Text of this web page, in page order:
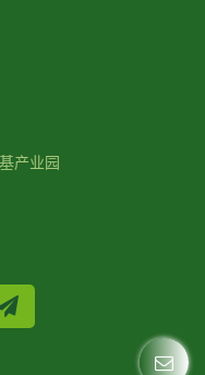
产业园